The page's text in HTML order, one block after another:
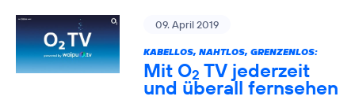
09. April 2019
KABELLOS, NAHTLOS, GRENZENLOS:
Mit O2 TV jederzeit
und überall fernsehen